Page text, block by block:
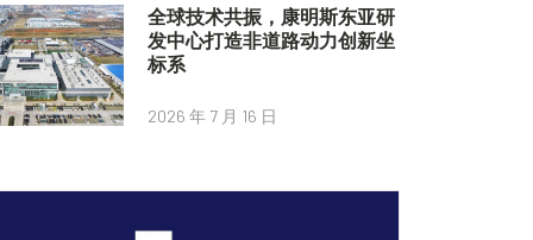
全球技术共振，康明斯东亚研
发中心打造非道路动力创新坐
标系
2026 年 7 月 16 日